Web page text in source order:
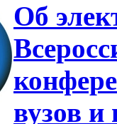
Об
вузов и